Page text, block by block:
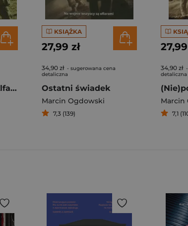
Z Afganistanu.pl Alfabet polskiej misji
KSIĄŻKA
27,99 zł
34,90 zł - sugerowana cena
detaliczna
Ostatni świadek
Marcin Ogdowski
7,3 (139)
27,99
34,90 zł
detaliczna
Marcin
7,1